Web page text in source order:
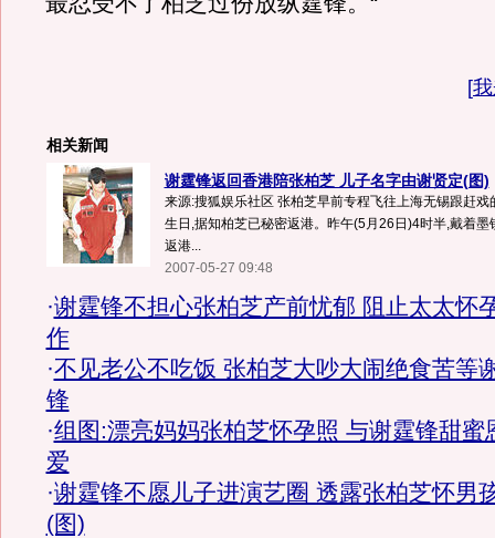
[
相关新闻
谢霆锋返回香港陪张柏芝 儿子名字由谢贤定(图)
来源:搜狐娱乐社区 张柏芝早前专程飞往上海无锡跟赶
生日,据知柏芝已秘密返港。昨午(5月26日)4时半,戴着
返港...
2007-05-27 09:48
·谢霆锋不担心张柏芝产前忧郁 阻止太太怀
作
·不见老公不吃饭 张柏芝大吵大闹绝食苦等
锋
·组图:漂亮妈妈张柏芝怀孕照 与谢霆锋甜蜜
爱
·谢霆锋不愿儿子进演艺圈 透露张柏芝怀男
(图)